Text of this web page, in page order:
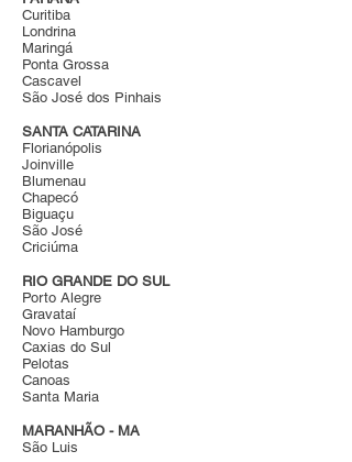
Curitiba
Londrina
Maringá
Ponta Grossa
Cascavel
São José dos Pinhais
SANTA CATARINA
Florianópolis
Joinville
Blumenau
Chapecó
Biguaçu
São José
Criciúma
RIO GRANDE DO SUL
Porto Alegre
Gravataí
Novo Hamburgo
Caxias do Sul
Pelotas
Canoas
Santa Maria
MARANHÃO - MA
São Luis